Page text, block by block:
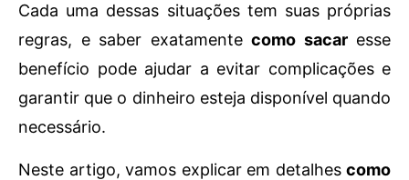
Cada uma dessas situações tem suas próprias
regras, e saber exatamente como sacaresse
benefício pode ajudar a evitar complicações e
garantir que o dinheiro esteja disponível quando
necessário.
Neste artigo, vamos explicar em detalhes como